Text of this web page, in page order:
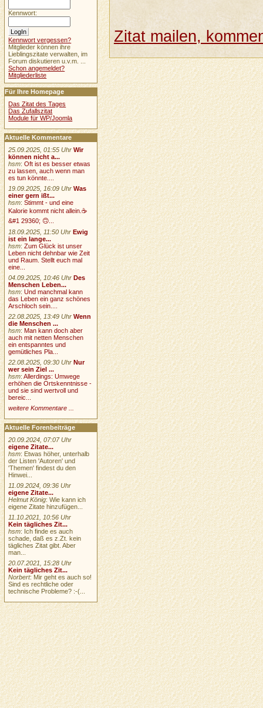
Zitat mailen,
Kennwort:
Kennwort vergessen?
Mitglieder können ihre
Lieblingszitate verwalten, im
Forum diskutieren u.v.m. ...
Schon angemeldet?
Mitgliederliste
Für Ihre Homepage
Das Zitat des Tages
Das Zufallszitat
Module für WP/Joomla
Aktuelle Kommentare
25.09.2025, 01:55 Uhr Wir
können nicht a...
hsm:Oft ist es besser etwas
zu lassen, auch wenn man
es tun könnte....
19.09.2025, 16:09 Uhr Was
einer gern ißt...
hsm:Stimmt - und eine
Kalorie kommt nicht allein.☕
&#1 29360; 🙃...
18.09.2025, 11:50 Uhr Ewig
ist ein lange...
hsm:Zum Glück ist unser
Leben nicht dehnbar wie Zeit
und Raum. Stellt euch mal
eine...
04.09.2025, 10:46 Uhr Des
Menschen Leben...
hsm:Und manchmal kann
das Leben ein ganz schönes
Arschloch sein....
22.08.2025, 13:49 Uhr Wenn
die Menschen ...
hsm:Man kann doch aber
auch mit netten Menschen
ein entspanntes und
gemütliches Pla...
22.08.2025, 09:30 Uhr Nur
wer sein Ziel ...
hsm:Allerdings: Umwege
erhöhen die Ortskenntnisse -
und sie sind wertvoll und
bereic...
weitere Kommentare ...
Aktuelle Forenbeiträge
20.09.2024, 07:07 Uhr
eigene Zitate...
hsm: Etwas höher, unterhalb
der Listen 'Autoren' und
'Themen' findest du den
Hinwei...
11.09.2024, 09:36 Uhr
eigene Zitate...
Helmut König: Wie kann ich
eigene Zitate hinzufügen...
11.10.2021, 10:56 Uhr
Kein tägliches Zit...
hsm: Ich finde es auch
schade, daß es z.Zt. kein
tägliches Zitat gibt. Aber
man...
20.07.2021, 15:28 Uhr
Kein tägliches Zit...
Norbert: Mir geht es auch so!
Sind es rechtliche oder
technische Probleme? :-(...